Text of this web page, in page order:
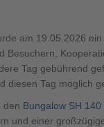
400 500
am 19.05.2026
Besuchern,
Tag gebührend
diesen Tag möglich
den Bungalow SH 140
und einer